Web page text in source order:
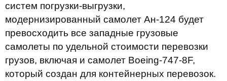
систем погрузки-выгрузки,
модернизированный самолет Ан-124 будет
превосходить все западные грузовые
самолеты по удельной стоимости перевозки
грузов, включая и самолет Boeing-747-8F,
который создан для контейнерных перевозок.